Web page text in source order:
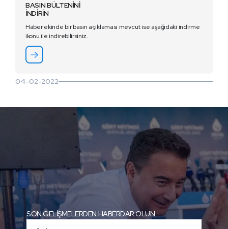
BASIN BÜLTENİNİ
İNDİRİN
Haber ekinde bir basın açıklaması mevcut ise aşağıdaki indirme
ikonu ile indirebilirsiniz.
04-02-2022
SON GELİŞMELERDEN HABERDAR OLUN